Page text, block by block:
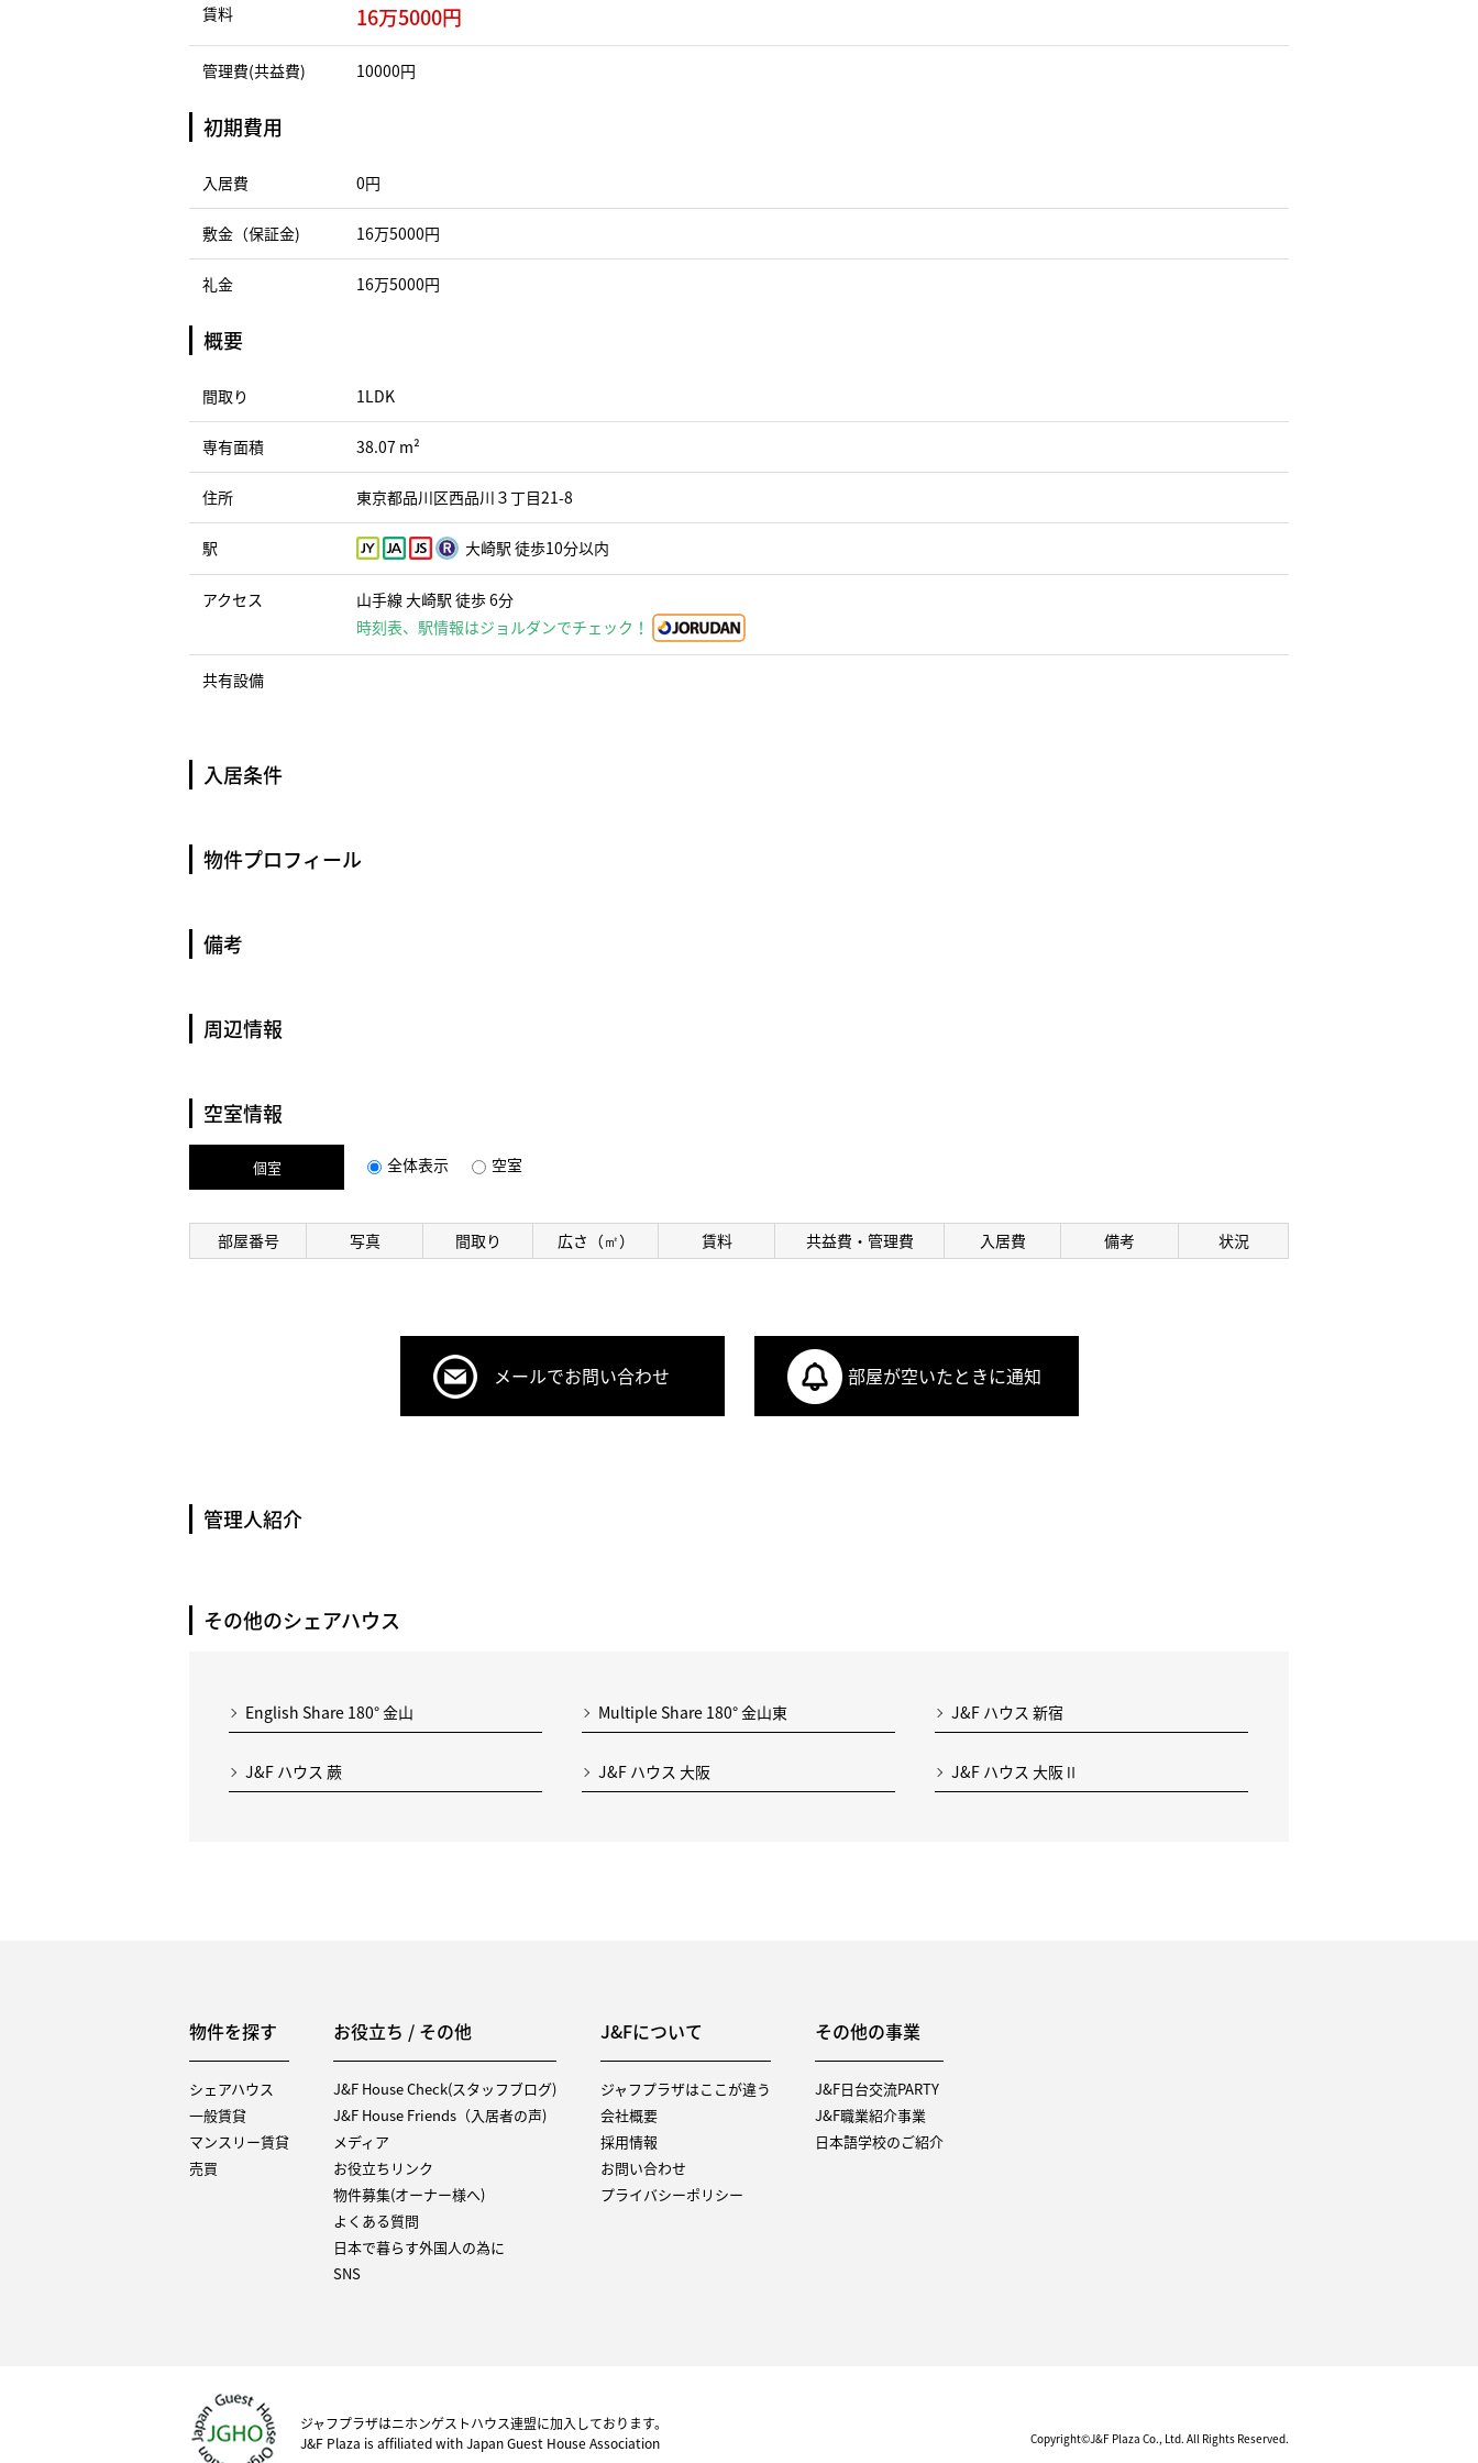
賃料 16万5000円
管理費(共益費) 10000円
初期費用
入居費 0円
敷金（保証金) 16万5000円
礼金 16万5000円
概要
間取り 1LDK
専有面積 38.07 m²
住所 東京都品川区西品川３丁目21-8
駅 大崎駅 徒歩10分以内
アクセス
山手線 大崎駅 徒歩 6分
時刻表、駅情報はジョルダンでチェック！
共有設備
入居条件
物件プロフィール
備考
周辺情報
空室情報
個室 全体表示 空室
部屋番号 写真 間取り 広さ（㎡） 賃料 共益費・管理費 入居費 備考 状況
メールでお問い合わせ 部屋が空いたときに通知
管理人紹介
その他のシェアハウス
English Share 180° 金山 Multiple Share 180° 金山東 J&F ハウス 新宿
J&F ハウス 蕨 J&F ハウス 大阪 J&F ハウス 大阪Ⅱ
物件を探す
シェアハウス
一般賃貸
マンスリー賃貸
売買
お役立ち / その他
J&F House Check(スタッフブログ)
J&F House Friends（入居者の声)
メディア
お役立ちリンク
物件募集(オーナー様へ)
よくある質問
日本で暮らす外国人の為に
SNS
J&Fについて
ジャフプラザはここが違う
会社概要
採用情報
お問い合わせ
プライバシーポリシー
その他の事業
J&F日台交流PARTY
J&F職業紹介事業
日本語学校のご紹介
ジャフプラザはニホンゲストハウス連盟に加入しております。
J&F Plaza is affiliated with Japan Guest House Association
Copyright©J&F Plaza Co., Ltd. All Rights Reserved.